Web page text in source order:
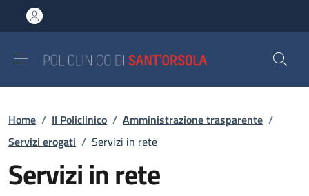
al contenuto principale
to footer content
Briciole di pane
Home / Il Policlinico / Amministrazione trasparente /
Servizi erogati / Servizi in rete
Servizi in rete